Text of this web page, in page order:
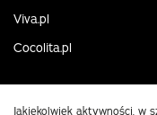
Viva.pl
Cocolita.pl
Jakiekolwiek aktywności, w